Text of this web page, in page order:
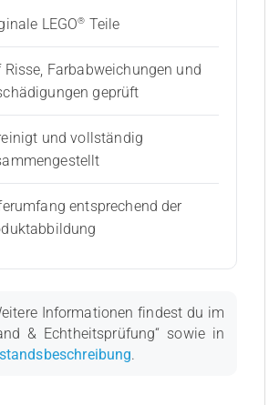
LEGO® Teile
Risse, Farbabweichungen und
geprüft
und vollständig
entsprechend der
Informationen findest du im
& Echtheitsprüfung“ sowie in
.